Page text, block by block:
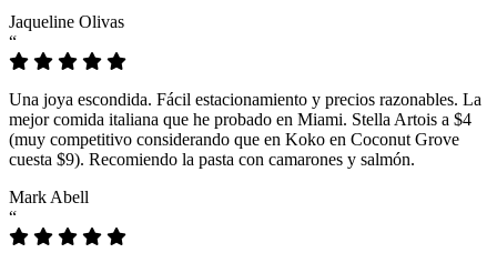
Jaqueline Olivas
“
Una joya escondida. Fácil estacionamiento y precios razonables. La
mejor comida italiana que he probado en Miami. Stella Artois a $4
(muy competitivo considerando que en Koko en Coconut Grove
cuesta $9). Recomiendo la pasta con camarones y salmón.
Mark Abell
“